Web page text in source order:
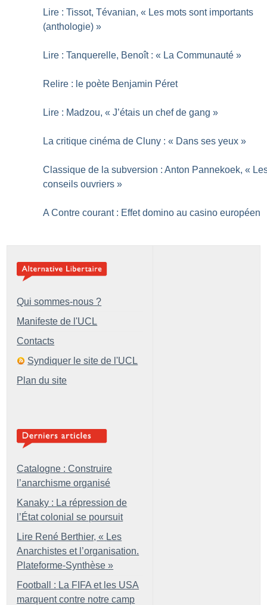
Lire : Tissot, Tévanian, « Les mots sont importants
(anthologie) »
Lire : Tanquerelle, Benoît : « La Communauté »
Relire : le poète Benjamin Péret
Lire : Madzou, « J’étais un chef de gang »
La critique cinéma de Cluny : « Dans ses yeux »
Classique de la subversion : Anton Pannekoek, «
conseils ouvriers »
A Contre courant : Effet domino au casino européen
Qui sommes-nous ?
Manifeste de l'UCL
Contacts
Syndiquer le site de l'UCL
Plan du site
Catalogne : Construire
l’anarchisme organisé
Kanaky : La répression de
l’État colonial se poursuit
Lire René Berthier, « Les
Anarchistes et l’organisation.
Plateforme-Synthèse »
Football : La FIFA et les USA
marquent contre notre camp